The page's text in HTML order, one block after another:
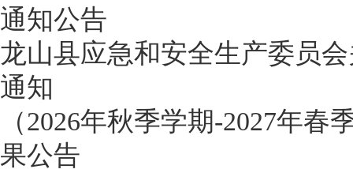
通知公告
龙山县应急和安全生产委员
通知
（2026年秋季学期-2027年
果公告